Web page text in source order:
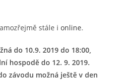
stále ionline.
do 10.9. 2019 do 18:00,
hospodě do 12. 9. 2019.
závodu možná ještě v den